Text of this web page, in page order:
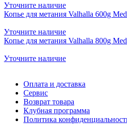
Уточните наличие
Копье для метания Valhalla 600g
Уточните наличие
Копье для метания Valhalla 800g
Уточните наличие
Оплата и доставка
Сервис
Возврат товара
Клубная программа
Политика